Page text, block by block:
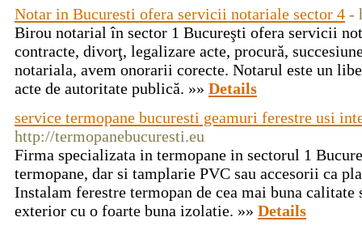
Notar in Bucuresti ofera servicii notariale sector 4 -
Birou notarial în sector 1 Bucureşti ofera servicii
contracte, divorţ, legalizare acte, procură,
notariala, avem onorarii corecte. Notarul este un
acte de autoritate publică. »» Details
service termopane bucuresti geamuri ferestre usi
http://termopanebucuresti.eu
Firma specializata in termopane in sectorul 1
termopane, dar si tamplarie PVC sau accesorii ca
Instalam ferestre termopan de cea mai buna
exterior cu o foarte buna izolatie. »» Details